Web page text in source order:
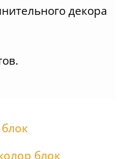
декора
блок